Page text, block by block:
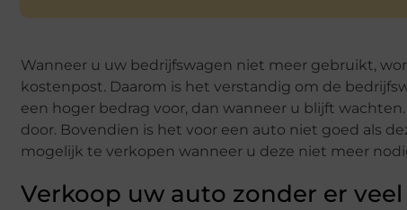
Wanneer u uw bedrijfswagen niet meer gebruikt,
kostenpost. Daarom is het verstandig om de
een hoger bedrag voor, dan wanneer u blijft
door. Bovendien is het voor een auto niet goed als
mogelijk te verkopen wanneer u deze niet meer
Verkoop uw auto zonder er